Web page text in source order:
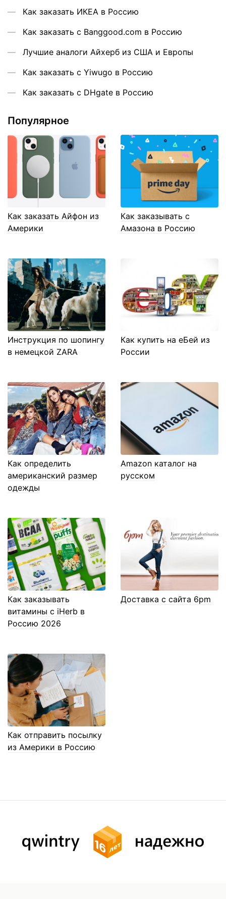
Как заказать ИКЕА в Россию
Как заказать с Banggood.com в Россию
Лучшие аналоги Айхерб из США и Европы
Как заказать с Yiwugo в Россию
Как заказать с DHgate в Россию
Популярное
Как заказать Айфон из
Америки
Как заказывать с
Амазона в Россию
Инструкция по шопингу
в немецкой ZARA
Как купить на еБей из
России
Как определить
американский размер
одежды
Amazon каталог на
русском
Как заказывать
витамины с iHerb в
Россию 2026
Доставка с сайта 6pm
Как отправить посылку
из Америки в Россию